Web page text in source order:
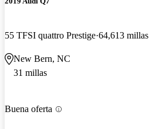
55 TFSI quattro Prestige 64,613 millas
New Bern, NC
31 millas
Buena oferta